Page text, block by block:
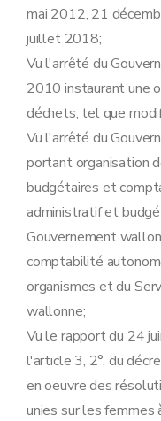
mai 2012, 21
juillet 2018;
Vu l'arrêté du
2010 instaurant une
déchets, tel que
Vu l'arrêté du
portant organisation
budgétaires et
administratif et
Gouvernement
comptabilité
organismes et du
wallonne;
Vu le rapport du 24
l'article 3, 2°, du
en oeuvre des
unies sur les